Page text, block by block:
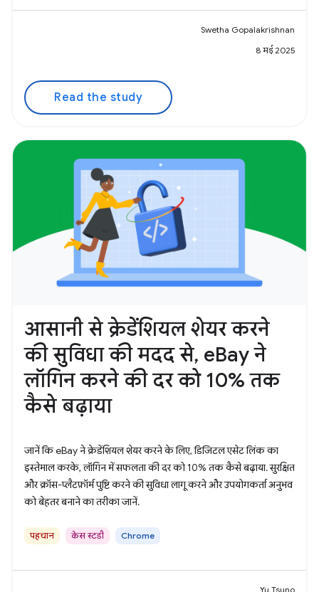
Swetha Gopalakrishnan
8 मई 2025
Read the study
आसानी से क्रेडेंशियल शेयर करने
की सुविधा की मदद से, eBay ने
लॉगिन करने की दर को 10% तक
कैसे बढ़ाया
जानें कि eBay ने क्रेडेंशियल शेयर करने के लिए, डिजिटल एसेट लिंक का
इस्तेमाल करके, लॉगिन में सफलता की दर को 10% तक कैसे बढ़ाया. सुरक्षित
और क्रॉस-प्लैटफ़ॉर्म पुष्टि करने की सुविधा लागू करने और उपयोगकर्ता अनुभव
को बेहतर बनाने का तरीका जानें.
पहचान केस स्टडी Chrome
Yu Tsuno